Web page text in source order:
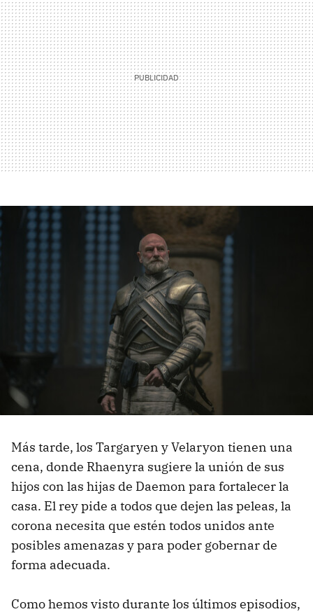
Más tarde, los Targaryen y Velaryon tienen una
cena, donde Rhaenyra sugiere la unión de sus
hijos con las hijas de Daemon para fortalecer la
casa. El rey pide a todos que dejen las peleas, la
corona necesita que estén todos unidos ante
posibles amenazas y para poder gobernar de
forma adecuada.
Como hemos visto durante los últimos episodios,